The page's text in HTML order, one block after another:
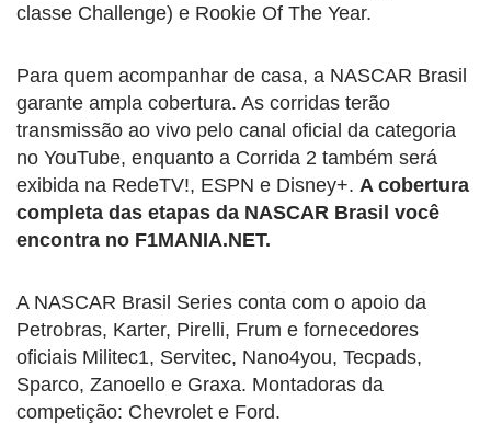
classe Challenge) e Rookie Of The Year.
Para quem acompanhar de casa, a NASCAR Brasil
garante ampla cobertura. As corridas terão
transmissão ao vivo pelo canal oficial da categoria
no YouTube, enquanto a Corrida 2 também será
exibida na RedeTV!, ESPN e Disney+. A cobertura
completa das etapas da NASCAR Brasil você
encontra no F1MANIA.NET.
A NASCAR Brasil Series conta com o apoio da
Petrobras, Karter, Pirelli, Frum e fornecedores
oficiais Militec1, Servitec, Nano4you, Tecpads,
Sparco, Zanoello e Graxa. Montadoras da
competição: Chevrolet e Ford.